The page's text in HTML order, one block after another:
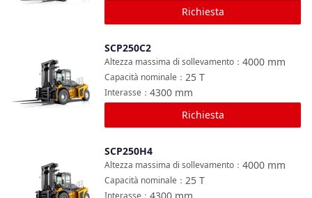
Richiesta
SCP250C2
4000 mm
Altezza massima di sollevamento ：
25 T
Capacità nominale ：
4300 mm
Interasse ：
Richiesta
SCP250H4
4000 mm
Altezza massima di sollevamento ：
25 T
Capacità nominale ：
Interasse ：